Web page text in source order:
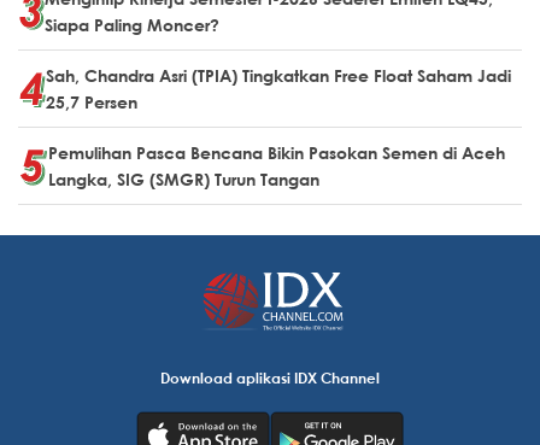
Siapa Paling Moncer?
Sah, Chandra Asri (TPIA) Tingkatkan Free Float Saham Jadi
25,7 Persen
Pemulihan Pasca Bencana Bikin Pasokan Semen di Aceh
Langka, SIG (SMGR) Turun Tangan
Download aplikasi IDX Channel